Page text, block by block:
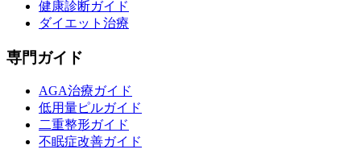
健康診断ガイド
ダイエット治療
専門ガイド
AGA治療ガイド
低用量ピルガイド
二重整形ガイド
不眠症改善ガイド